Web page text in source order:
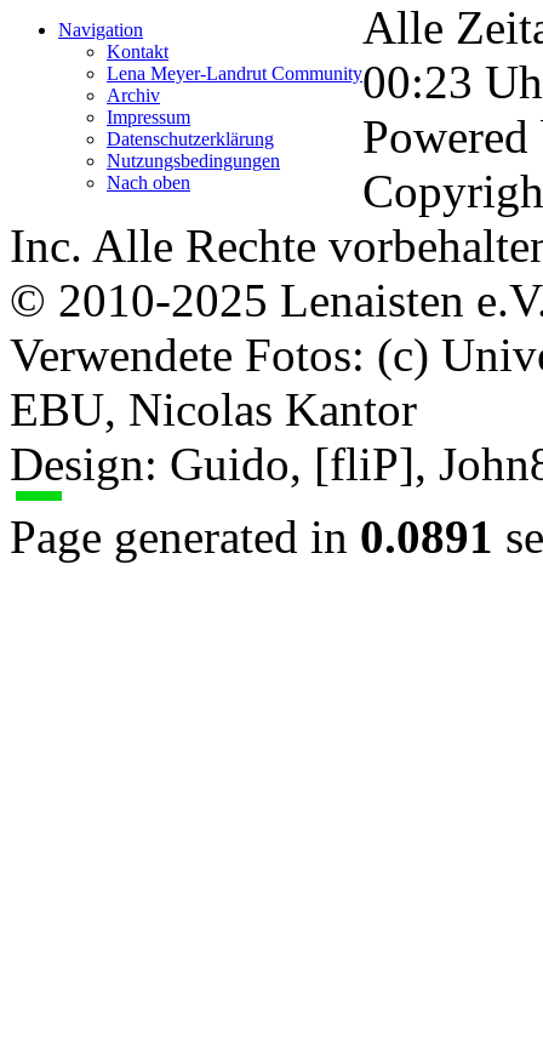
Navigation
Kontakt
Lena Meyer-Landrut Community
Archiv
Impressum
Datenschutzerklärung
Nutzungsbedingungen
Nach oben
Alle
00:23
Inc. Alle Rechte
© 2010-2025 Lenaisten
Verwendete Fotos: (c)
EBU, Nicolas Kantor
Design: Guido, [fliP],
Page generated in 0.0891